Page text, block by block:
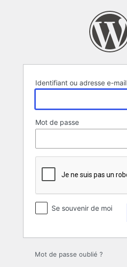
Identifiant ou adresse e-mail
Mot de passe
Se souvenir de moi
Mot de passe oublié ?